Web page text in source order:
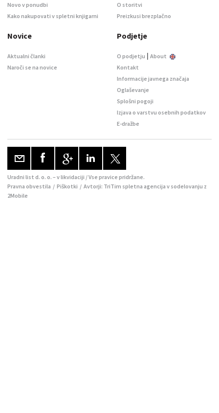
Novo v ponudbi
Kako nakupovati v spletni knjigarni
O storitvi
Preizkusi brezplačno
Novice
Aktualni članki
Naroči se na novice
Podjetje
O podjetju | About
Kontakt
Informacije javnega značaja
Oglaševanje
Splošni pogoji
Izjava o varstvu osebnih podatkov
E-dražbe
Uradni list d. o. o. – v likvidaciji / Vse pravice pridržane.
Pravna obvestila / Piškotki / Avtorji: TriTim spletna agencija v sodelovanju z
2Mobile